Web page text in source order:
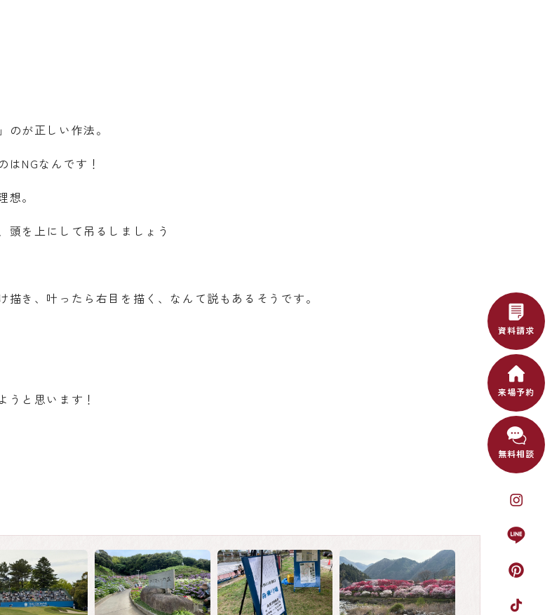
資料請求
来場予約
無料相談
が正しい作法。
NGなんです！
。
頭を上にして吊るしましょう
き、叶ったら右目を描く、なんて説もあるそうです。
うと思います！